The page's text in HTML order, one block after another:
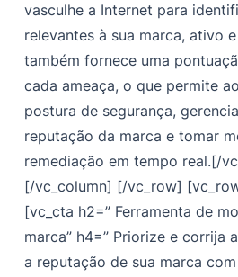
vasculhe a Internet para
relevantes à sua marca, ativo
também fornece uma
cada ameaça, o que permite
postura de segurança,
reputação da marca e tomar
remediação em tempo real.[/
[/vc_column] [/vc_row]
[vc_cta h2=” Ferramenta de
marca” h4=” Priorize e corrija
a reputação de sua marca